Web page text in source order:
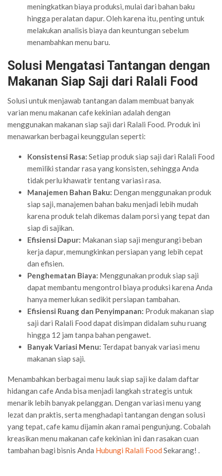
meningkatkan biaya produksi, mulai dari bahan baku
hingga peralatan dapur. Oleh karena itu, penting untuk
melakukan analisis biaya dan keuntungan sebelum
menambahkan menu baru.
Solusi Mengatasi Tantangan dengan
Makanan Siap Saji dari Ralali Food
Solusi untuk menjawab tantangan dalam membuat banyak
varian menu makanan cafe kekinian adalah dengan
menggunakan makanan siap saji dari Ralali Food. Produk ini
menawarkan berbagai keunggulan seperti:
Konsistensi Rasa: Setiap produk siap saji dari Ralali Food
memiliki standar rasa yang konsisten, sehingga Anda
tidak perlu khawatir tentang variasi rasa.
Manajemen Bahan Baku: Dengan menggunakan produk
siap saji, manajemen bahan baku menjadi lebih mudah
karena produk telah dikemas dalam porsi yang tepat dan
siap di sajikan.
Efisiensi Dapur: Makanan siap saji mengurangi beban
kerja dapur, memungkinkan persiapan yang lebih cepat
dan efisien.
Penghematan Biaya: Menggunakan produk siap saji
dapat membantu mengontrol biaya produksi karena Anda
hanya memerlukan sedikit persiapan tambahan.
Efisiensi Ruang dan Penyimpanan: Produk makanan siap
saji dari Ralali Food dapat disimpan didalam suhu ruang
hingga 12 jam tanpa bahan pengawet.
Banyak Variasi Menu: Terdapat banyak variasi menu
makanan siap saji.
Menambahkan berbagai menu lauk siap saji ke dalam daftar
hidangan cafe Anda bisa menjadi langkah strategis untuk
menarik lebih banyak pelanggan. Dengan variasi menu yang
lezat dan praktis, serta menghadapi tantangan dengan solusi
yang tepat, cafe kamu dijamin akan ramai pengunjung. Cobalah
kreasikan menu makanan cafe kekinian ini dan rasakan cuan
tambahan bagi bisnis Anda Hubungi Ralali Food Sekarang! .